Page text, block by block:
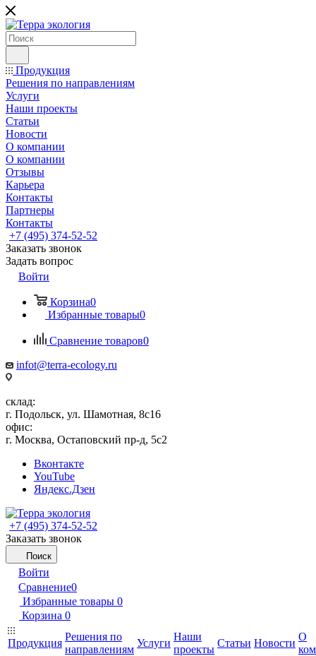
Продукция
Решения по направлениям
Услуги
Наши проекты
Статьи
Новости
О компании
О компании
Отзывы
Карьера
Контакты
Партнеры
Контакты
+7 (495) 374-52-52
Заказать звонок
Задать вопрос
Войти
Корзина0
Избранные товары0
Сравнение товаров0
infot@terra-ecology.ru
склад:
г. Подольск, ул. Шамотная, 8с16
офис:
г. Москва, Остаповский пр-д, 5с2
Вконтакте
YouTube
Яндекс.Дзен
+7 (495) 374-52-52
Заказать звонок
Поиск
Войти
Сравнение0
Избранные товары 0
Корзина 0
Продукция
Решения по
направлениям
Услуги
Наши
проекты
Статьи Новости
О